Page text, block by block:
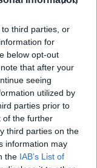
third parties, or
for
below opt-out
that after your
seeing
utilized by
parties prior to
of the further
third parties on the
information may
the IAB’s List of
KÚPIŤ